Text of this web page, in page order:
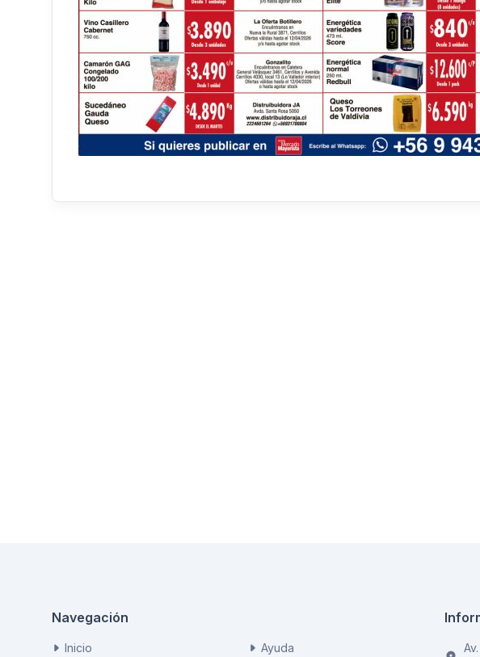
Navegación
Inicio Ayuda